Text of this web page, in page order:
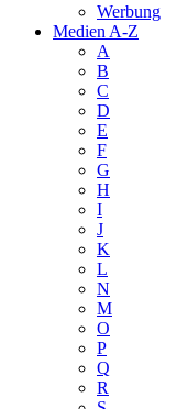
Werbung
Medien A-Z
A
B
C
D
E
F
G
H
I
J
K
L
N
M
O
P
Q
R